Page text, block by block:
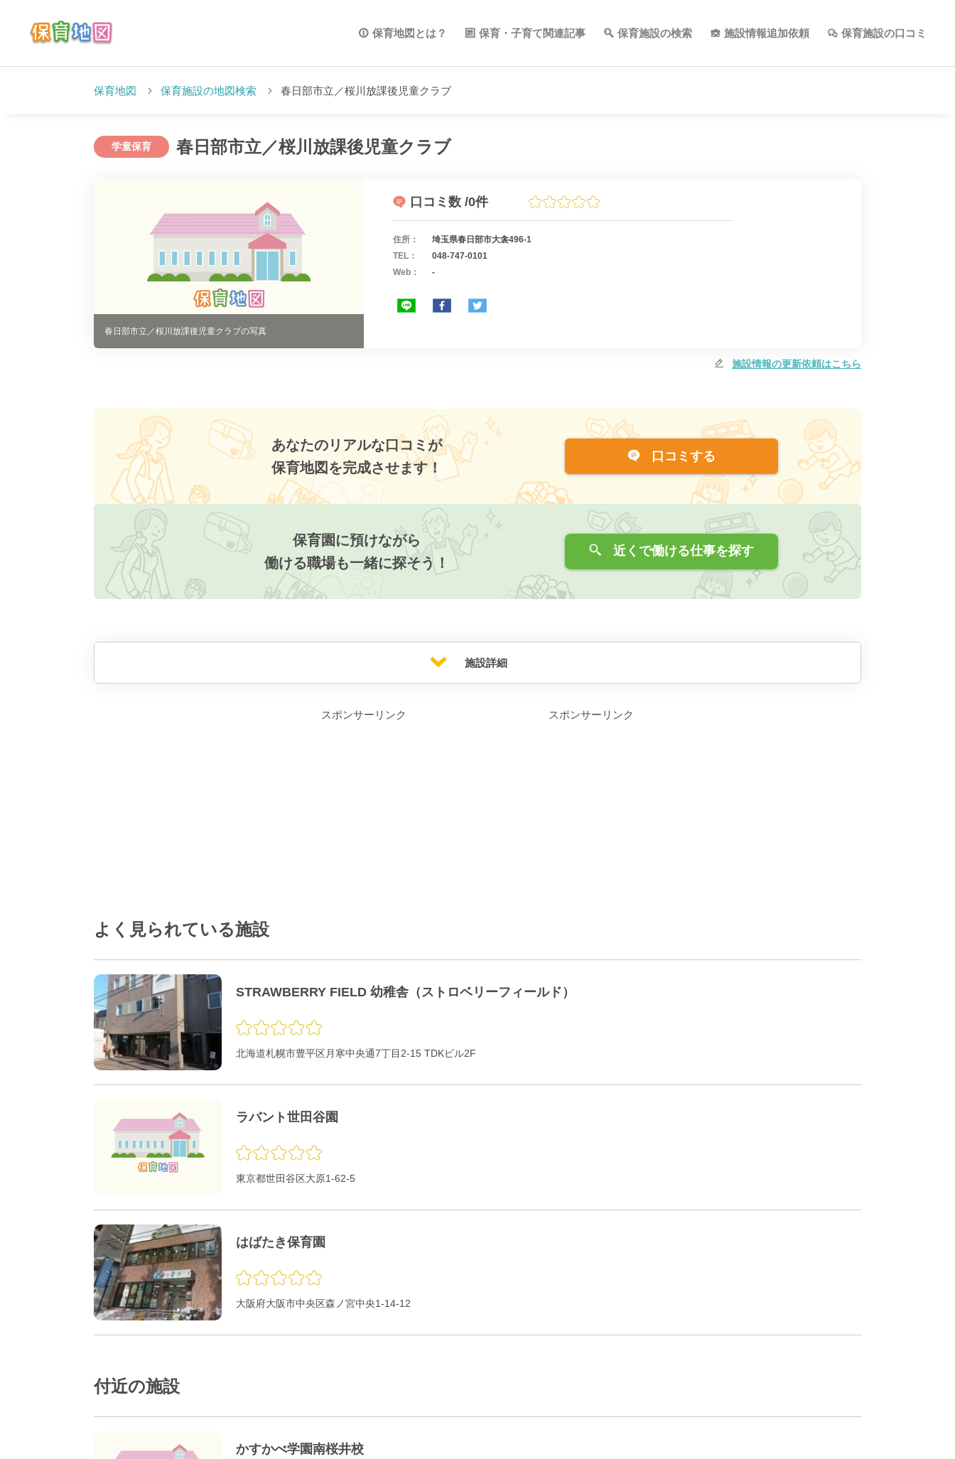
保育地図とは？ 保育・子育て関連記事 保育施設の検索 施設情報追加依頼 保育施設の口コミ
保育地図 保育施設の地図検索 春日部市立／桜川放課後児童クラブ
学童保育 春日部市立／桜川放課後児童クラブ
春日部市立／桜川放課後児童クラブの写真
口コミ数 /0件
住所：
埼玉県春日部市大衾496-1
TEL：
048-747-0101
Web：
-
施設情報の更新依頼はこちら
あなたのリアルな口コミが
保育地図を完成させます！
口コミする
保育園に預けながら
働ける職場も一緒に探そう！
近くで働ける仕事を探す
施設詳細
スポンサーリンク スポンサーリンク
よく見られている施設
STRAWBERRY FIELD 幼稚舎（ストロベリーフィールド）
北海道札幌市豊平区月寒中央通7丁目2-15 TDKビル2F
ラバント世田谷園
東京都世田谷区大原1-62-5
はばたき保育園
大阪府大阪市中央区森ノ宮中央1-14-12
付近の施設
かすかべ学園南桜井校